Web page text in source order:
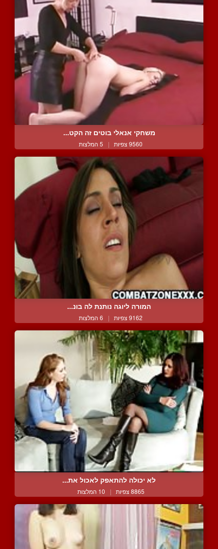
משחקי אנאלי בוטים זה הקט...
9560 צפיות | 5 המלצות
המורה ליוגה נותנת לה בונ...
9162 צפיות | 6 המלצות
לא יכולה להתאפק לאכול את...
8865 צפיות | 10 המלצות